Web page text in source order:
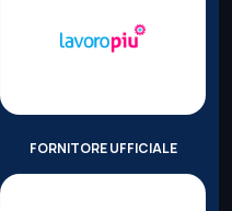
FORNITORE UFFICIALE